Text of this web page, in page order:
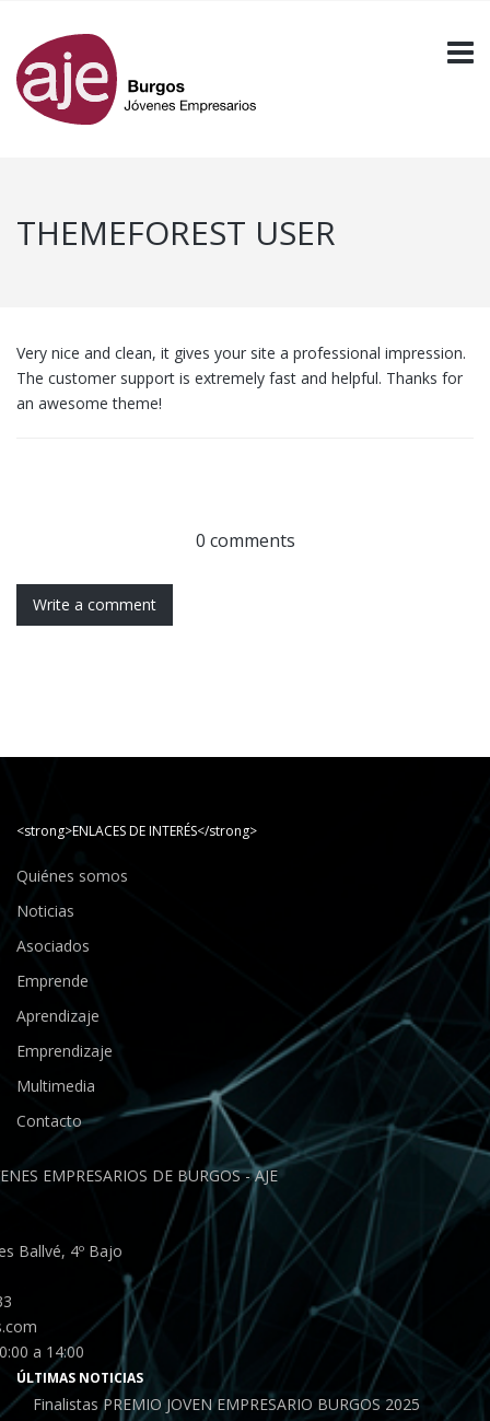
THEMEFOREST USER
Very nice and clean, it gives your site a professional impression.
The customer support is extremely fast and helpful. Thanks for
an awesome theme!
0 comments
Write a comment
<strong>ENLACES DE INTERÉS</strong>
Quiénes somos
Noticias
Asociados
Emprende
Aprendizaje
Emprendizaje
Multimedia
Contacto
EMPRESARIOS DE BURGOS - AJE
Ballvé, 4º Bajo
a 14:00
ÚLTIMAS NOTICIAS
Finalistas PREMIO JOVEN EMPRESARIO BURGOS 2025